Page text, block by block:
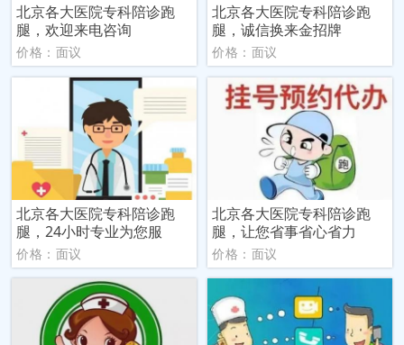
北京各大医院专科陪诊跑
腿，欢迎来电咨询
价格：面议
北京各大医院专科陪诊跑
腿，诚信换来金招牌
价格：面议
北京各大医院专科陪诊跑
腿，24小时专业为您服
价格：面议
北京各大医院专科陪诊跑
腿，让您省事省心省力
价格：面议